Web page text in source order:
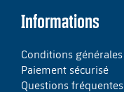
Informations
Conditions générales
Paiement sécurisé
Questions fréquentes